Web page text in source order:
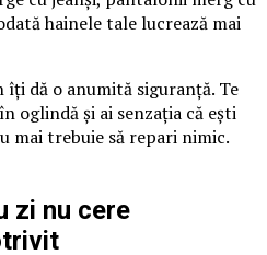
hainele tale lucrează mai
îți dă o anumită siguranță. Te
oglindă și ai senzația că ești
mai trebuie să repari nimic.
zi nu cere